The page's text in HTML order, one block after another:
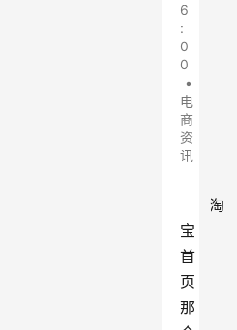
6
:
0
0
•
电
商
资
讯
淘
宝
首
页
那